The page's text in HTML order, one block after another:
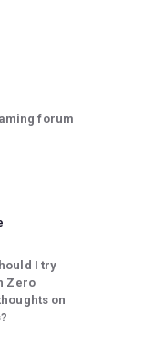
forum
I try
Zero
on